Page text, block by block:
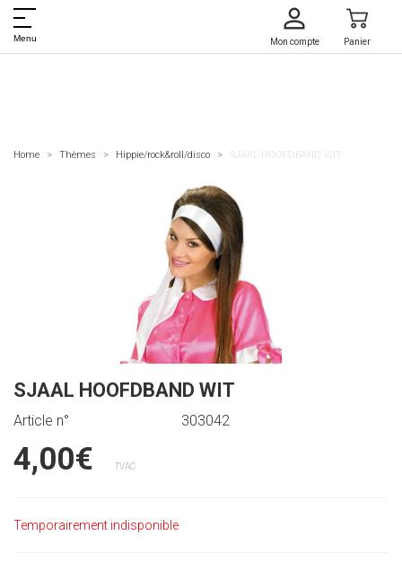
Menu Mon compte Panier
Home Thèmes Hippie/rock&roll/disco SJAAL HOOFDBAND WIT
SJAAL HOOFDBAND WIT
Article n° 303042
4,00€ TVAC
Temporairement indisponible